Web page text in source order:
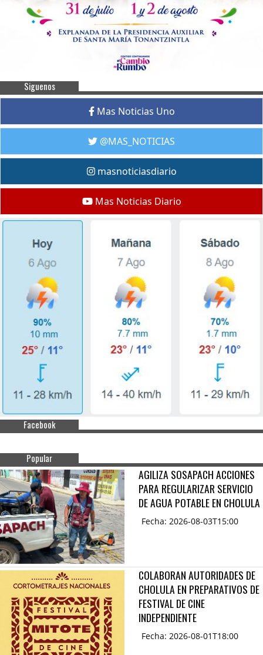
Siguenos
Mas Noticias Uno
@MAS_NOTICIAS
masnoticiasdiario
Mas Noticias Diario
Facebook
Popular
AGILIZA SOSAPACH ACCIONES
PARA REGULARIZAR SERVICIO
DE AGUA POTABLE EN CHOLULA
Fecha: 2026-08-03T15:00
COLABORAN AUTORIDADES DE
CHOLULA EN PREPARATIVOS DE
FESTIVAL DE CINE
INDEPENDIENTE
Fecha: 2026-08-01T18:00